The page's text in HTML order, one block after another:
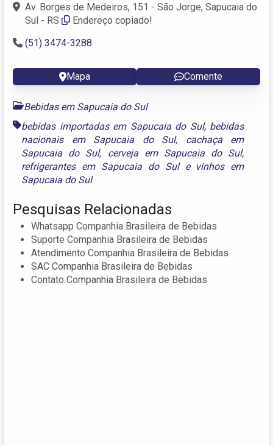
Av. Borges de Medeiros, 151 - São Jorge, Sapucaia do
Sul - RS
Endereço copiado!
(51) 3474-3288
Mapa Comente
Bebidas em Sapucaia do Sul
bebidas importadas em Sapucaia do Sul, bebidas
nacionais em Sapucaia do Sul, cachaça em
Sapucaia do Sul, cerveja em Sapucaia do Sul,
refrigerantes em Sapucaia do Sule vinhos em
Sapucaia do Sul
Pesquisas Relacionadas
Whatsapp Companhia Brasileira de Bebidas
Suporte Companhia Brasileira de Bebidas
Atendimento Companhia Brasileira de Bebidas
SAC Companhia Brasileira de Bebidas
Contato Companhia Brasileira de Bebidas